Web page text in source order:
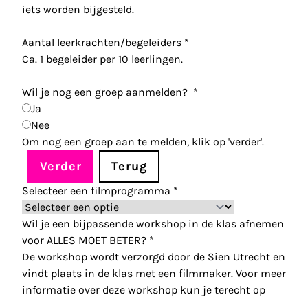
iets worden bijgesteld.
Aantal leerkrachten/begeleiders *
Ca. 1 begeleider per 10 leerlingen.
Wil je nog een groep aanmelden? *
Ja
Nee
Om nog een groep aan te melden, klik op 'verder'.
Verder Terug
Selecteer een filmprogramma *
Wil je een bijpassende workshop in de klas afnemen
voor ALLES MOET BETER? *
De workshop wordt verzorgd door de Sien Utrecht en
vindt plaats in de klas met een filmmaker. Voor meer
informatie over deze workshop kun je terecht op